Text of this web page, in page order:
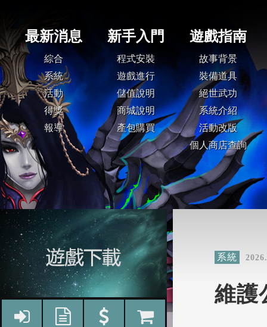
系統
維護